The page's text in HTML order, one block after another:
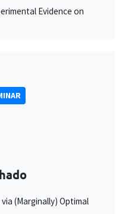
Evidence on
(Marginally) Optimal